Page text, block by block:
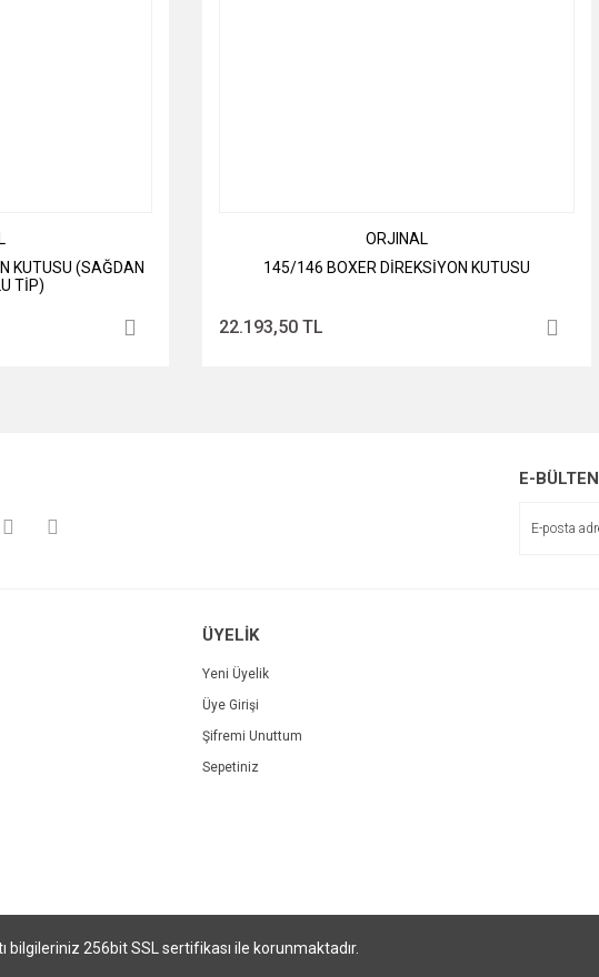
KUTUSU (SAĞDAN
TİP)
ORJINAL
145/146 BOXER DİREKSİYON KUTUSU
22.193,50 TL
E-BÜLTEN
ÜYELİK
Yeni Üyelik
Üye Girişi
Şifremi Unuttum
Sepetiniz
bilgileriniz 256bit SSL sertifikası ile korunmaktadır.